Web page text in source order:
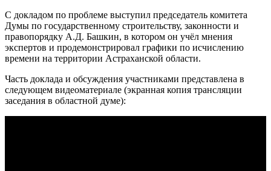
С докладом по проблеме выступил председатель комитета
Думы по государственному строительству, законности и
правопорядку А.Д. Башкин, в котором он учёл мнения
экспертов и продемонстрировал графики по исчислению
времени на территории Астраханской области.
Часть доклада и обсуждения участниками представлена в
следующем видеоматериале (экранная копия трансляции
заседания в областной думе):